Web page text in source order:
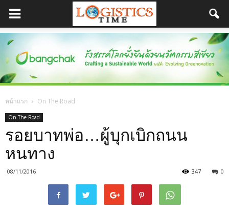
หน้าแรก On The Road
On The Road
รอยบาทพ่อ…ผู้บุกเบิกถนน
หนทาง
08/11/2016 0
347